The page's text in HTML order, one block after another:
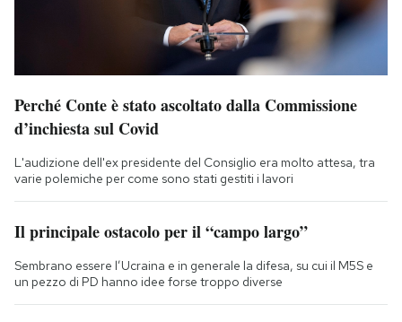
Perché Conte è stato ascoltato dalla Commissione
d’inchiesta sul Covid
L'audizione dell'ex presidente del Consiglio era molto attesa, tra
varie polemiche per come sono stati gestiti i lavori
Il principale ostacolo per il “campo largo”
Sembrano essere l’Ucraina e in generale la difesa, su cui il M5S e
un pezzo di PD hanno idee forse troppo diverse